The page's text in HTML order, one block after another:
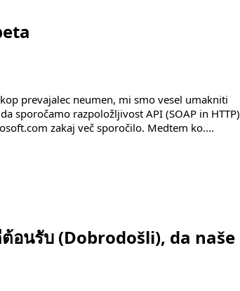
prevajalec neumen, mi smo vesel umakniti
sporočamo razpoložljivost API (SOAP in HTTP)
zakaj več sporočilo. Medtem ko....
นรับ (Dobrodošli), da naše